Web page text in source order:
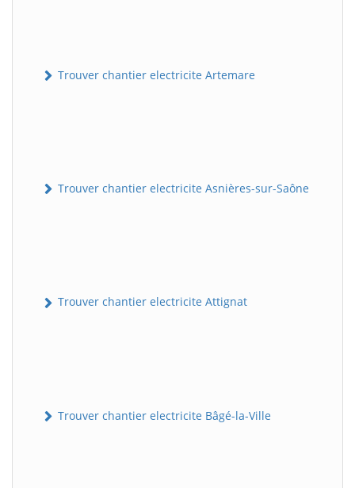
Trouver chantier electricite Artemare
Trouver chantier electricite Asnières-sur-Saône
Trouver chantier electricite Attignat
Trouver chantier electricite Bâgé-la-Ville